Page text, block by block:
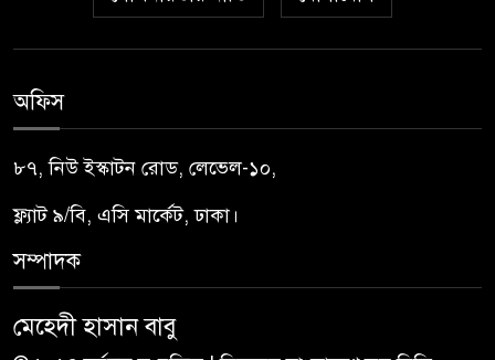
অফিস
৮৭, নিউ ইস্কাটন রোড, লেভেল-১০,
ফ্ল্যাট ৯/বি, এসি মার্কেট, ঢাকা।
সম্পাদক
মেহেদী হাসান বাবু